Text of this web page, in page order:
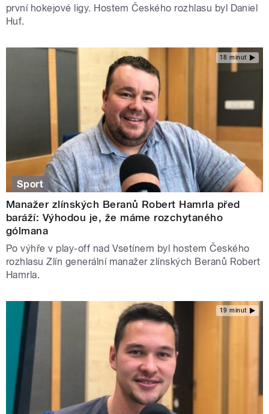
první hokejové ligy. Hostem Českého rozhlasu byl Daniel
Huf.
18 minut
Sport
Manažer zlínských Beranů Robert Hamrla před
baráží: Výhodou je, že máme rozchytaného
gólmana
Po výhře v play-off nad Vsetínem byl hostem Českého
rozhlasu Zlín generální manažer zlínských Beranů Robert
Hamrla.
19 minut